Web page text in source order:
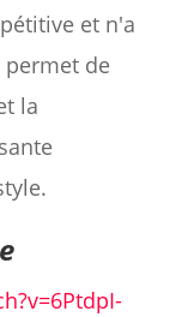
et n'a
permet de
la